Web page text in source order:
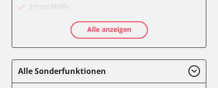
Einparkhilfe
Feststellbremse (EPB / SBC)
Klimaanlage
Alle anzeigen
Alle Sonderfunktionen